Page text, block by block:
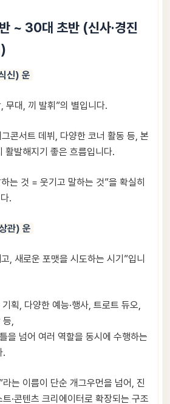
~ 30대 초반 (신사·경진
신) 운
무대, 끼 발휘”의 별입니다.
콘서트 데뷔, 다양한 코너 활동 등, 본
활발해지기 좋은 흐름입니다.
는 것 = 웃기고 말하는 것”을 확실히
.
관) 운
, 새로운 포맷을 시도하는 시기”입니
획, 다양한 예능·행사, 트로트 듀오,
등,
을 넘어 여러 역할을 동시에 수행하는
.
라는 이름이 단순 개그우먼을 넘어, 진
트·콘텐츠 크리에이터로 확장되는 구조